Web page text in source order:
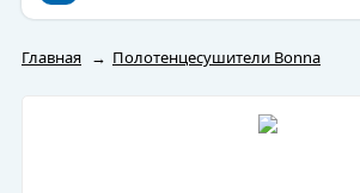
Главная → Полотенцесушители Bonna